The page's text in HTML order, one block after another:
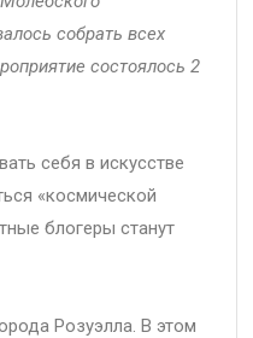
собрать всех
состоялось 2
себя в искусстве
«космической
блогеры станут
Розуэлла. В этом